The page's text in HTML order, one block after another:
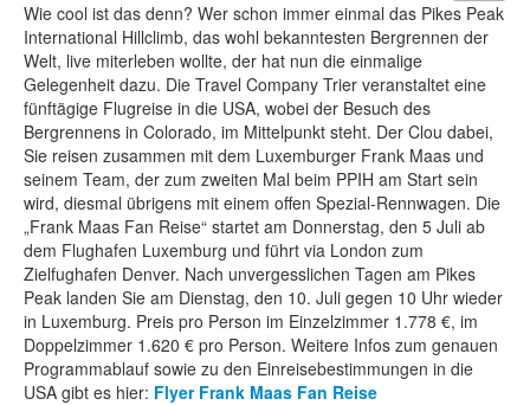
Wie cool ist das denn? Wer schon immer einmal das Pikes Peak
International Hillclimb, das wohl bekanntesten Bergrennen der
Welt, live miterleben wollte, der hat nun die einmalige
Gelegenheit dazu. Die Travel Company Trier veranstaltet eine
fünftägige Flugreise in die USA, wobei der Besuch des
Bergrennens in Colorado, im Mittelpunkt steht. Der Clou dabei,
Sie reisen zusammen mit dem Luxemburger Frank Maas und
seinem Team, der zum zweiten Mal beim PPIH am Start sein
wird, diesmal übrigens mit einem offen Spezial-Rennwagen. Die
„Frank Maas Fan Reise“ startet am Donnerstag, den 5 Juli ab
dem Flughafen Luxemburg und führt via London zum
Zielfughafen Denver. Nach unvergesslichen Tagen am Pikes
Peak landen Sie am Dienstag, den 10. Juli gegen 10 Uhr wieder
in Luxemburg. Preis pro Person im Einzelzimmer 1.778 €, im
Doppelzimmer 1.620 € pro Person. Weitere Infos zum genauen
Programmablauf sowie zu den Einreisebestimmungen in die
USA gibt es hier: Flyer Frank Maas Fan Reise